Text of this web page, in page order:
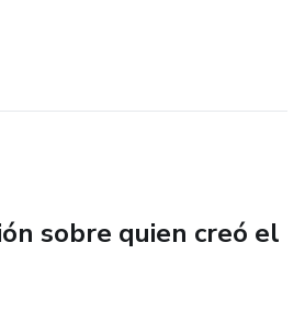
sobre quien creó el